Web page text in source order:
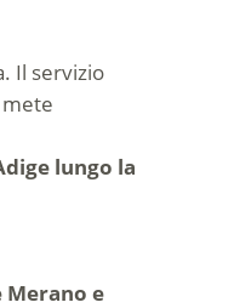
Il servizio
lungo la
e